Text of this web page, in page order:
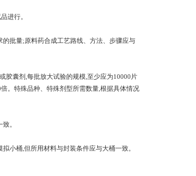
进行。
批量;原料药合成工艺路线、方法、步骤应与
囊剂,每批放大试验的规模,至少应为10000片
。特殊品种、特殊剂型所需数量,根据具体情况
。
桶,但所用材料与封装条件应与大桶一致。